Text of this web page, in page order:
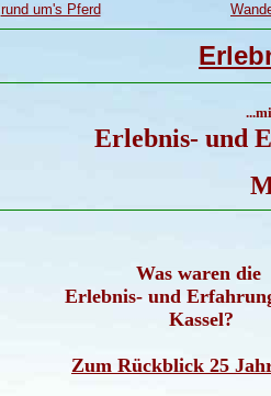
rund um's Pferd
Erlebnis- und
Was waren die
Erlebnis- und
Kassel?
Zum Rückblick 25